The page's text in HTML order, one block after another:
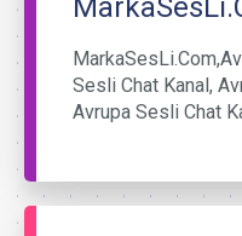
Sesli Chat Kanal,
Avrupa Sesli Chat